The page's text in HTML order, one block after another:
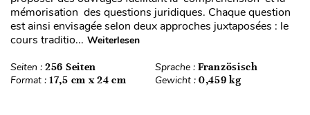
mémorisation des questions juridiques. Chaque question
est ainsi envisagée selon deux approches juxtaposées : le
cours traditio... Weiterlesen
Seiten : 256 Seiten Sprache : Französisch
Format : 17,5 cm x 24 cm Gewicht : 0,459 kg